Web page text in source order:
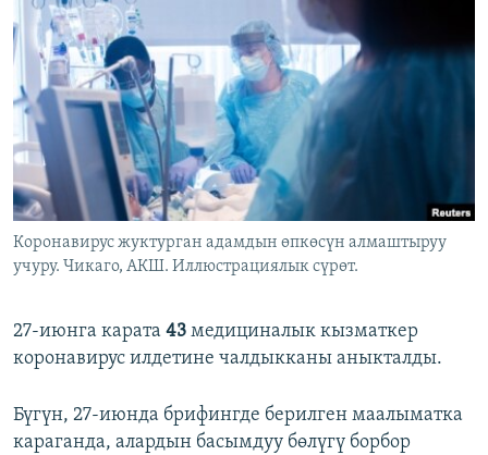
ЭЖЕ-СИҢДИЛЕР
АЗАТТЫК+
ЫҢГАЙСЫЗ СУРООЛОР
ОНЛАЙН ШЕРИНЕ
ЭЕ/АРнун бардык сайттары
Коронавирус жуктурган адамдын өпкөсүн алмаштыруу
учуру. Чикаго, АКШ. Иллюстрациялык сүрөт.
27-июнга карата 43 медициналык кызматкер
коронавирус илдетине чалдыкканы аныкталды.
Бүгүн, 27-июнда брифингде берилген маалыматка
караганда, алардын басымдуу бөлүгү борбор